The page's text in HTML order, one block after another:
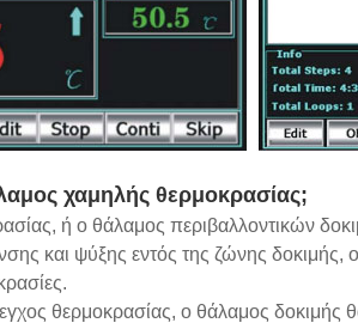
χαμηλής θερμοκρασίας;
ή ο θάλαμος περιβαλλοντικών
και ψύξης εντός της ζώνης δοκιμής,
θερμοκρασίας, ο θάλαμος δοκιμής